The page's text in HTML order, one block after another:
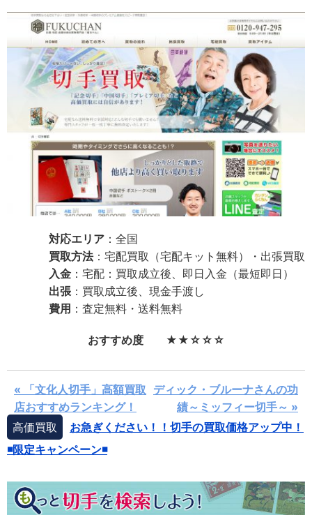
対応エリア ：全国
買取方法：宅配買取（宅配キット無料）・出張買取
入金 ：宅配：買取成立後、即日入金（最短即日）
出張 ：買取成立後、現金手渡し
費用 ：査定無料・送料無料
おすすめ度 ★★☆☆☆
« 「文化人切手」高額買取
店おすすめランキング！
ディック・ブルーナさんの功
績～ミッフィー切手～ »
高価買取
お急ぎください！！切手の買取価格アップ中！
◾️限定キャンペーン◾️